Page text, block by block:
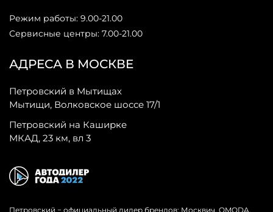
АДРЕСА В МОСКВЕ
Петровский в Мытищах
Мытищи, Волковское шоссе 17/1
Петровский на Каширке
МКАД, 23 км, вл 3
Режим работы: 9.00-21.00
Сервисные центры: 7.00-21.00
Петровский − официальный дилер брендов: Москвич, OMODA,